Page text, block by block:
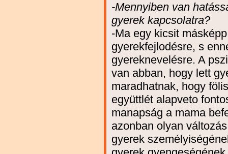
-Mennyiben van
gyerek kapcsolatra?
-Ma egy kicsit
gyerekfejlodésre, s
gyereknevelésre. A
van abban, hogy lett
maradhatnak, hogy
együttlét alapveto
manapság a mama
azonban olyan
gyerek